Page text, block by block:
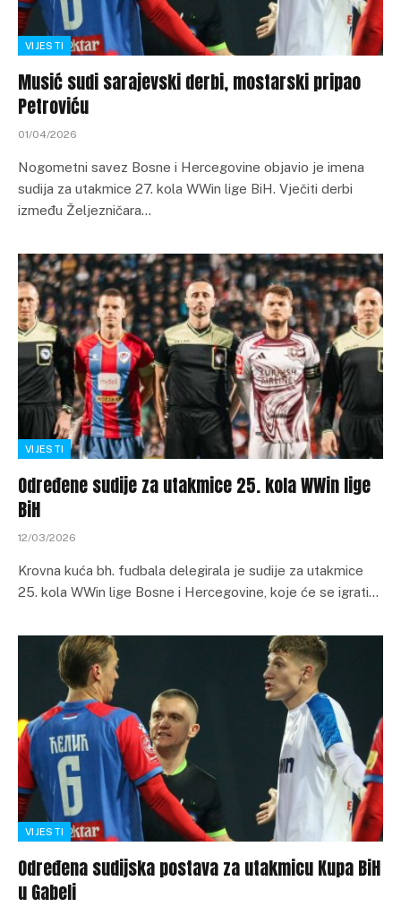
VIJESTI
Musić sudi sarajevski derbi, mostarski pripao
Petroviću
01/04/2026
Nogometni savez Bosne i Hercegovine objavio je imena
sudija za utakmice 27. kola WWin lige BiH. Vječiti derbi
između Željezničara…
VIJESTI
Određene sudije za utakmice 25. kola WWin lige
BiH
12/03/2026
Krovna kuća bh. fudbala delegirala je sudije za utakmice
25. kola WWin lige Bosne i Hercegovine, koje će se igrati…
VIJESTI
Određena sudijska postava za utakmicu Kupa BiH
u Gabeli